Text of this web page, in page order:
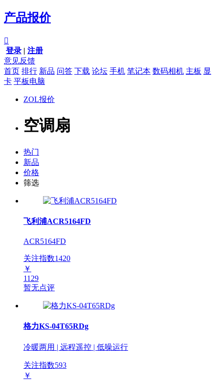
产品报价

登录 | 注册
意见反馈
首页 排行 新品 问答 下载 论坛 手机 笔记本 数码相机 主板 显
卡 平板电脑
ZOL报价
空调扇
热门
新品
价格
筛选
飞利浦ACR5164FD
ACR5164FD
关注指数1420
￥
1129
暂无点评
格力KS-04T65RDg
冷暖两用 | 远程遥控 | 低噪运行
关注指数593
￥